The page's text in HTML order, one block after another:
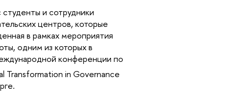
и сотрудники
центров, которые
в рамках мероприятия
одним из которых в
конференции по
Transformation in Governance